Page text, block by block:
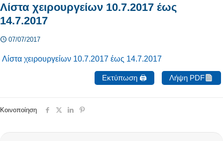
Λίστα χειρουργείων 10.7.2017 έως
14.7.2017
07/07/2017
Λίστα χειρουργείων 10.7.2017 έως 14.7.2017
Εκτύπωση 🖨 Λήψη PDF
Κοινοποίηση